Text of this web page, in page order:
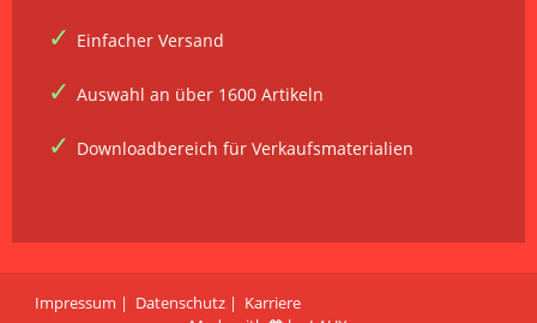
Einfacher Versand
Auswahl an über 1600 Artikeln
Downloadbereich für Verkaufsmaterialien
Impressum Datenschutz
Karriere